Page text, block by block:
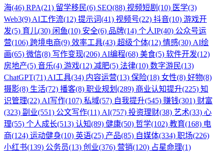
海(46) RPA(21) 留学移民(6) SEO(88) 视频短剧(10) 医学(3)
Web3(9) AI工作流(12) 提示词(41) 视频号(22) 抖音(10) 游戏开
发(5) 育儿(30) 闲鱼(10) 安全(6) 品牌(14) 个人IP(40) 公众号运
营(106) 跨境电商(9) 效率工具(43) 超级个体(12) 情感(30) AI绘
画(65) 微信(8) 写作变现(206) AI编程(68) 美食(5) 软件开发(12)
房地产(5) 音乐(4) 游戏(12) 减肥(5) 法律(10) 数字游民(13)
ChatGPT(71) AI工具(34) 内容运营(13) 保险(18) 女性(8) 好物(8)
摄影(8) 生活(72) 播客(8) 职业规划(289) 商业认知提升(225) 知
识管理(22) AI写作(107) 私域(57) 自我提升(545) 赚钱(301) 财富
(323) 副业(551) 公文写作(11) AI(757) 投资理财(38) 艺术(33) 心
理(55) 个人成长(513) 认知(89) 健康(50) 哲学(102) 教育(168) 电
商(124) 运动健身(10) 英语(25) 产品(85) 自媒体(334) 职场(226)
小红书(139) 公务员(13) 创业(376) 营销(120) 占星命理(1)